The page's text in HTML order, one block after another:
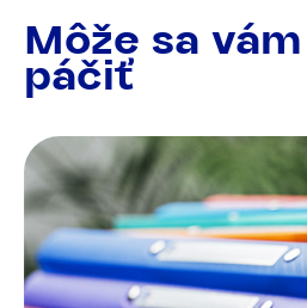
Môže sa
páčiť